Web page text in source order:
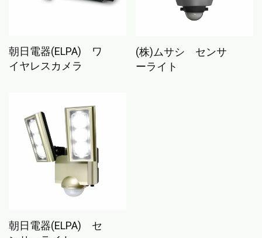
朝日電器(ELPA) ワ
イヤレスカメラ
(株)ムサシ センサ
ーライト
朝日電器(ELPA) セ